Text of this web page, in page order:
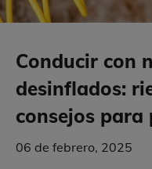
Conducir con
desinflados:
consejos para
06 de febrero, 2025